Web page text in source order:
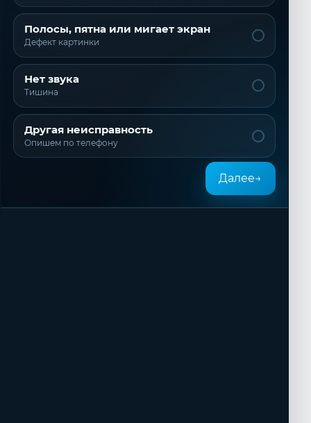
Полосы, пятна или мигает экран
Дефект картинки
Нет звука
Тишина
Другая неисправность
Опишем по телефону
Далее→